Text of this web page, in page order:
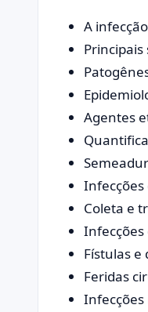
A
Agentes
Infecções
Coleta e
Infecções
Fístulas e
Feridas